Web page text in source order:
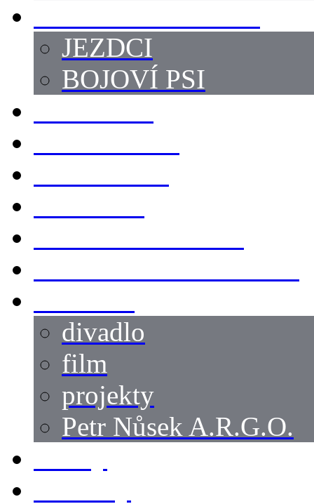
JEZDCI
BOJOVÍ PSI
divadlo
film
projekty
Petr Nůsek A.R.G.O.